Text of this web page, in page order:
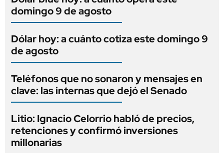
domingo 9 de agosto
Dólar hoy: a cuánto cotiza este domingo 9
de agosto
Teléfonos que no sonaron y mensajes en
clave: las internas que dejó el Senado
Litio: Ignacio Celorrio habló de precios,
retenciones y confirmó inversiones
millonarias